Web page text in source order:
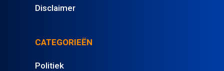
Disclaimer
CATEGORIEËN
Politiek